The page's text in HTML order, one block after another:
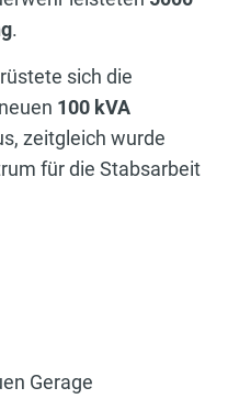
.
sich die
100 kVA
zeitgleich wurde
für die Stabsarbeit
Gerage